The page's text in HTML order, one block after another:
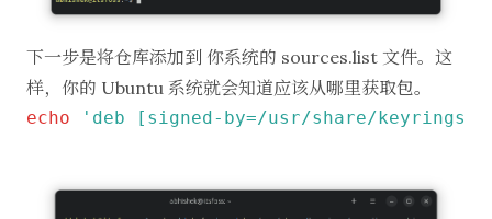
下一步是将仓库添加到 你系统的 sources.list 文件。这
样，你的 Ubuntu 系统就会知道应该从哪里获取包。
echo 'deb [signed-by=/usr/share/keyrings/